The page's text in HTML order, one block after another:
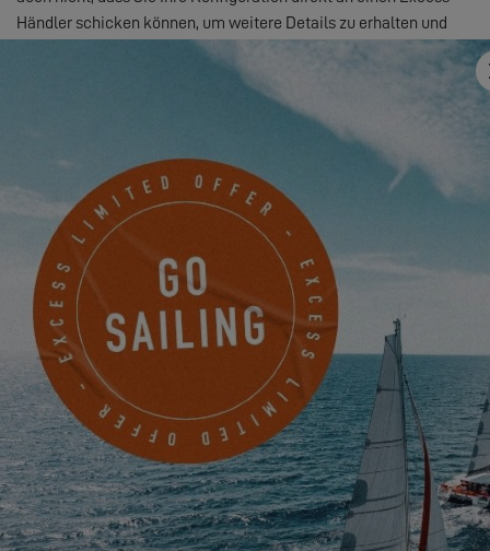
Händler schicken können, um weitere Details zu erhalten und
einen Besuch bei Ihrem Katamaran zu planen!
Also los, lassen Sie Ihre Persönlichkeit sprechen und
Sie sich die Welt eines Excess-Katamarans
Photos: @NicolasClaris